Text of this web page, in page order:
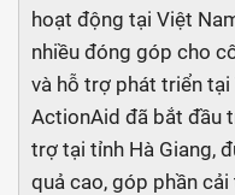
hoạt động tại Việt
nhiều đóng góp cho
và hỗ trợ phát triển
ActionAid đã bắt đầu
trợ tại tỉnh Hà Giang,
quả cao, góp phần